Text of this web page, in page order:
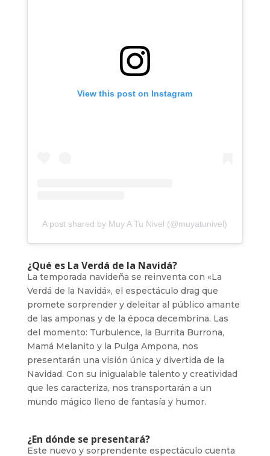
View this post on Instagram
A post shared by Muy A Tu Nivel (@muyatunivel)
¿Qué es La Verdá de la Navidá?
La temporada navideña se reinventa con «La
Verdá de la Navidá», el espectáculo drag que
promete sorprender y deleitar al público amante
de las amponas y de la época decembrina. Las
del momento: Turbulence, la Burrita Burrona,
Mamá Melanito y la Pulga Ampona, nos
presentarán una visión única y divertida de la
Navidad. Con su inigualable talento y creatividad
que les caracteriza, nos transportarán a un
mundo mágico lleno de fantasía y humor.
¿En dónde se presentará?
Este nuevo y sorprendente espectáculo cuenta